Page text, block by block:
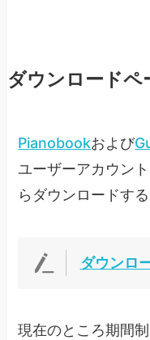
ダウンロードペ
Pianobookおよび
ユーザーアカウン
らダウンロードす
ダウンロ
現在のところ期間